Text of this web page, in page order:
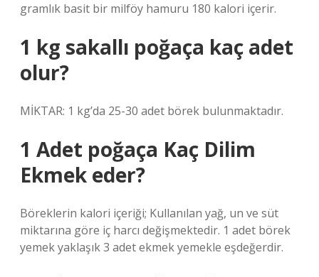
gramlık basit bir milföy hamuru 180 kalori içerir.
1 kg sakallı poğaça kaç adet
olur?
MİKTAR: 1 kg’da 25-30 adet börek bulunmaktadır.
1 Adet poğaça Kaç Dilim
Ekmek eder?
Böreklerin kalori içeriği; Kullanılan yağ, un ve süt
miktarına göre iç harcı değişmektedir. 1 adet börek
yemek yaklaşık 3 adet ekmek yemekle eşdeğerdir.